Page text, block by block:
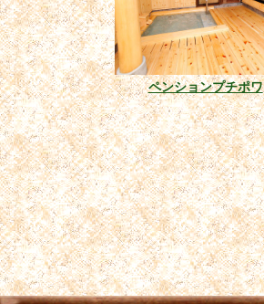
ペンションプチポワ